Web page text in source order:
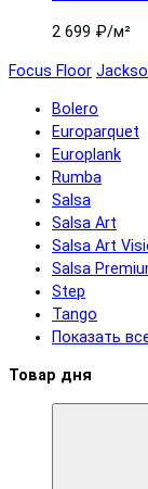
2 699 ₽/м²
Focus Floor
Bolero
Europarquet
Europlank
Rumba
Salsa
Salsa Art
Salsa Art
Salsa
Step
Tango
Показать
Товар дня